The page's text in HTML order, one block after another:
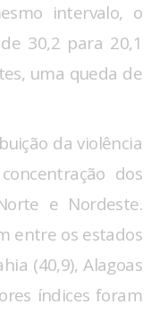
intervalo, o
30,2 para 20,1
uma queda de
da violência
dos
e Nordeste.
entre os estados
(40,9), Alagoas
índices foram